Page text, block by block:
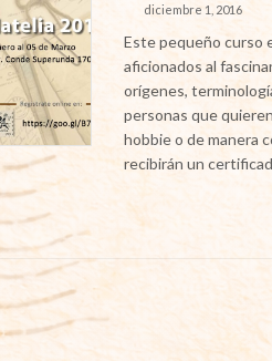
diciembre 1, 2016
Este pequeño curso
aficionados al
orígenes,
personas que
hobbie o de manera
recibirán un